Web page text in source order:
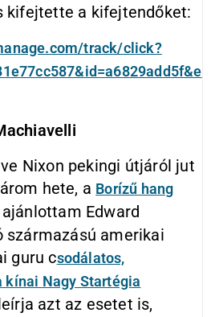
kifejtette a kifejtendőket:
track/click?
Nixon pekingi útjáról jut
hete, a Borízű hang
Edward
származású amerikai
guru csodálatos,
Nagy Startégia
azt az esetet is,